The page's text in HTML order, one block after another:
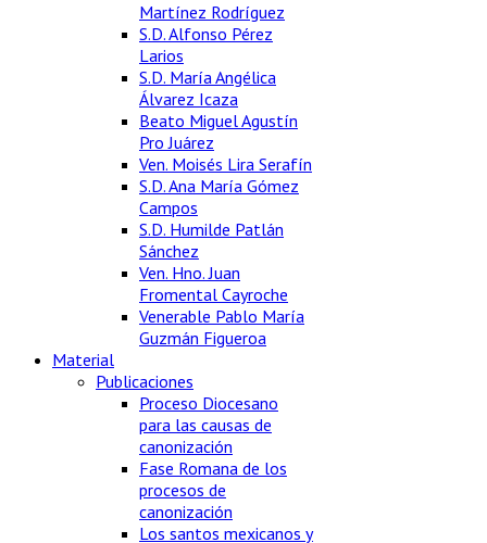
Martínez Rodríguez
S.D. Alfonso Pérez
Larios
S.D. María Angélica
Álvarez Icaza
Beato Miguel Agustín
Pro Juárez
Ven. Moisés Lira Serafín
S.D. Ana María Gómez
Campos
S.D. Humilde Patlán
Sánchez
Ven. Hno. Juan
Fromental Cayroche
Venerable Pablo María
Guzmán Figueroa
Material
Publicaciones
Proceso Diocesano
para las causas de
canonización
Fase Romana de los
procesos de
canonización
Los santos mexicanos y